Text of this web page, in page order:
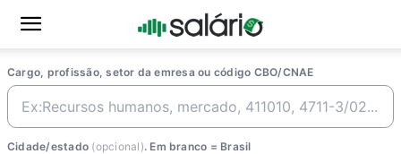
Cargo, profissão, setor da emresa ou código CBO/CNAE
Cidade/estado (opcional). Em branco = Brasil